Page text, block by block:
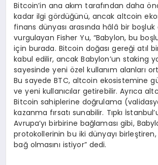
Bitcoin’in ana akım tarafından daha
kadar ilgi gördüğünü, ancak altcoin
finans dünyası arasında hâlâ bir
vurgulayan Fisher Yu, “Babylon, bu
için burada. Bitcoin doğası gereği atıl
kabul edilir, ancak Babylon’un staking
sayesinde yeni özel kullanım alanları
Bu sayede BTC, altcoin ekosistemine
ve yeni kullanıcılar getirebilir. Ayrıca
Bitcoin sahiplerine doğrulama
kazanma fırsatı sunabilir. Tıpkı
Avrupa’yı birbirine bağlaması gibi,
protokollerinin bu iki dünyayı birleştiren,
bağ olmasını istiyor” dedi.